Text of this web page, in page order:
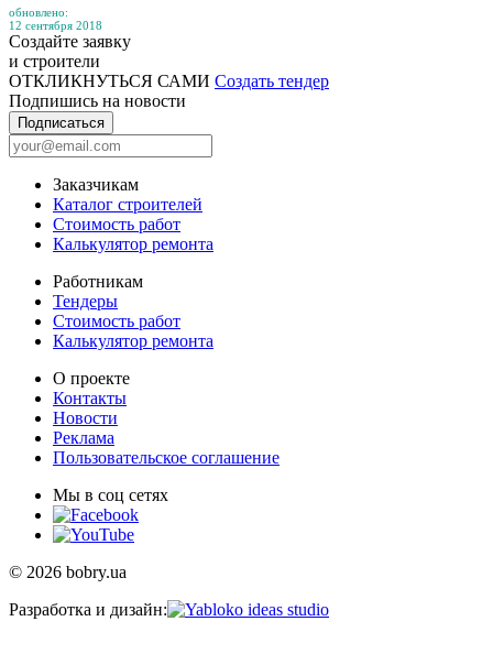
обновлено:
12 сентября 2018
Создайте заявку
и строители
ОТКЛИКНУТЬСЯ САМИ Создать тендер
Подпишись на новости
Подписаться
Заказчикам
Каталог строителей
Стоимость работ
Калькулятор ремонта
Работникам
Тендеры
Стоимость работ
Калькулятор ремонта
О проекте
Контакты
Новости
Реклама
Пользовательское соглашение
Мы в соц сетях
© 2026 bobry.ua
Разработка и дизайн: